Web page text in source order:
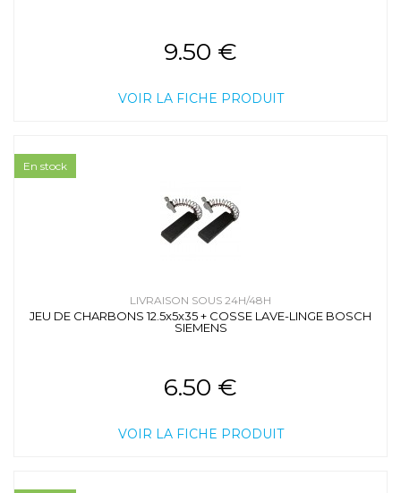
9.50 €
VOIR LA FICHE PRODUIT
LIVRAISON SOUS 24H/48H
JEU DE CHARBONS 12.5x5x35 + COSSE LAVE-LINGE BOSCH
SIEMENS
6.50 €
VOIR LA FICHE PRODUIT
En stock